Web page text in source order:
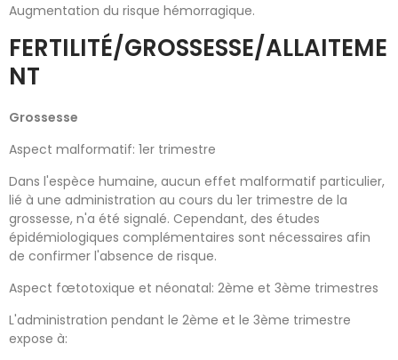
Augmentation du risque hémorragique.
FERTILITÉ/GROSSESSE/ALLAITEME
NT
Grossesse
Aspect malformatif: 1er trimestre
Dans l'espèce humaine, aucun effet malformatif particulier,
lié à une administration au cours du 1er trimestre de la
grossesse, n'a été signalé. Cependant, des études
épidémiologiques complémentaires sont nécessaires afin
de confirmer l'absence de risque.
Aspect fœtotoxique et néonatal: 2ème et 3ème trimestres
L'administration pendant le 2ème et le 3ème trimestre
expose à: